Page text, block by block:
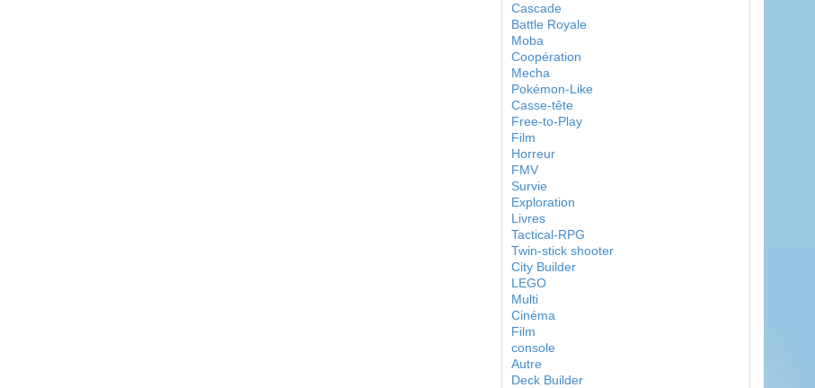
Cascade
Battle Royale
Moba
Coopération
Mecha
Pokémon-Like
Casse-tête
Free-to-Play
Film
Horreur
FMV
Survie
Exploration
Livres
Tactical-RPG
Twin-stick shooter
City Builder
LEGO
Multi
Cinéma
Film
console
Autre
Deck Builder